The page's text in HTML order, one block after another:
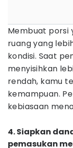
Membuat porsi
ruang yang
kondisi. Saat
menyisihkan
rendah, kamu
kemampuan.
kebiasaan
4. Siapkan
pemasukan